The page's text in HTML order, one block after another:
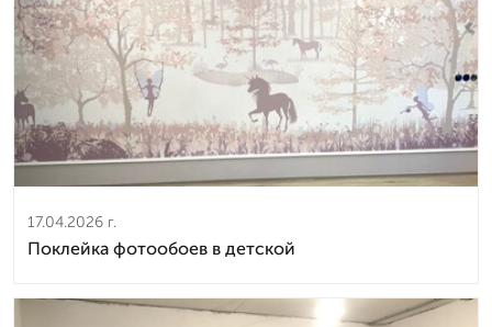
17.04.2026 г.
Поклейка фотообоев в детской